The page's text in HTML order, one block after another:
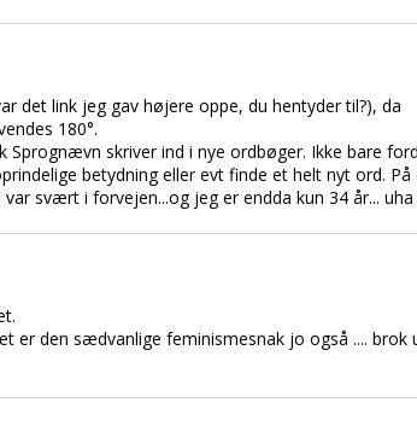
det link jeg gav højere oppe, du hentyder til?), da
180°.
skriver ind i nye ordbøger. Ikke bare
betydning eller evt finde et helt nyt ord. På
svært i forvejen...og jeg er endda kun 34 år... uha
er den sædvanlige feminismesnak jo også .... brok